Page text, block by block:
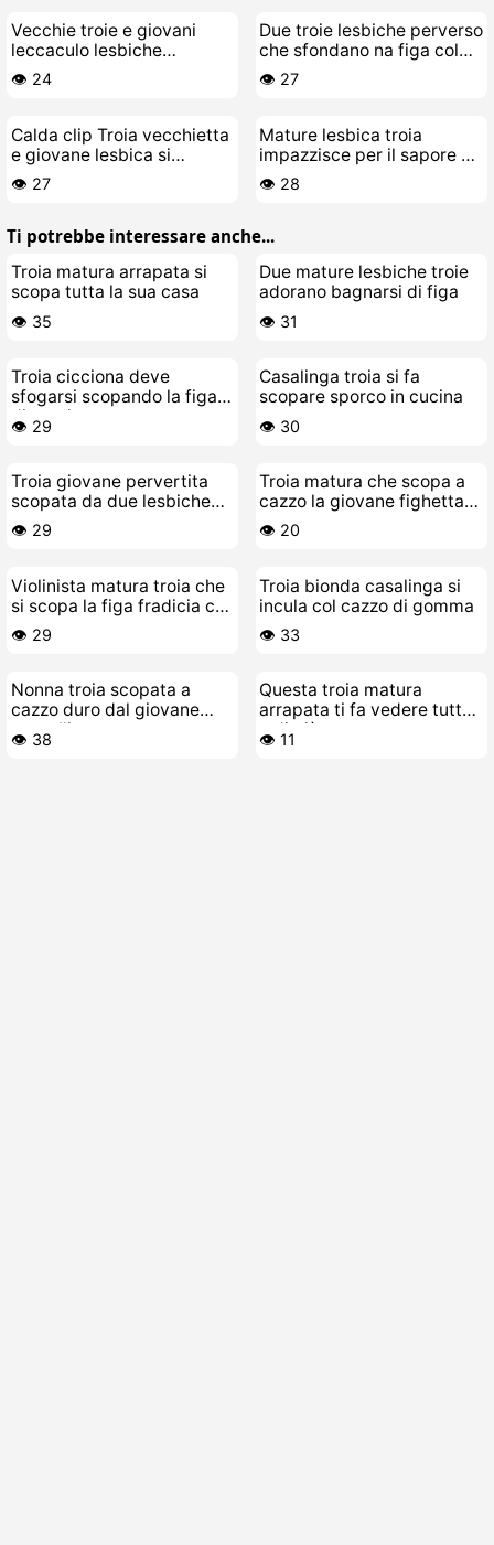
Vecchie troie e giovani
leccaculo lesbiche
scopano senza freni e poi
pure di più
👁️ 24
Due troie lesbiche perverso
che sfondano na figa col
culo grosso
👁️ 27
Calda clip Troia vecchietta
e giovane lesbica si
leccano la figa sul divano
👁️ 27
Mature lesbica troia
impazzisce per il sapore di
fighetta giovane
👁️ 28
Ti potrebbe interessare anche...
Troia matura arrapata si
scopa tutta la sua casa
👁️ 35
Due mature lesbiche troie
adorano bagnarsi di figa
👁️ 31
Troia cicciona deve
sfogarsi scopando la figa
di continuo
👁️ 29
Casalinga troia si fa
scopare sporco in cucina
👁️ 30
Troia giovane pervertita
scopata da due lesbiche
mature arrapate
👁️ 29
Troia matura che scopa a
cazzo la giovane fighetta
lesbica bollente
👁️ 20
Violinista matura troia che
si scopa la figa fradicia col
violino
👁️ 29
Troia bionda casalinga si
incula col cazzo di gomma
👁️ 33
Nonna troia scopata a
cazzo duro dal giovane
porcellino
👁️ 38
Questa troia matura
arrapata ti fa vedere tutto
e di più
👁️ 11